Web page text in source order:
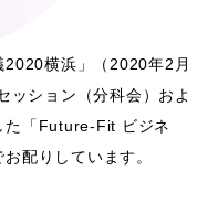
2020横浜」（2020年2月
ッション（分科会）およ
た「Future-Fit ビジネ
配りしています。